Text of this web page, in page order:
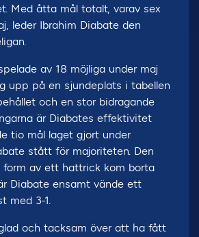
Med åtta mål totalt, varav sex
leder Ibrahim Diabate den
av 18 möjliga under maj
upp på en sjundeplats i tabellen
och en stor bidragande
är Diabates effektivitet
tio mål laget gjort under
stått för majoriteten. Den
form av ett hattrick kom borta
Diabate ensamt vände ett
med 3-1.
och tacksam över att ha fått